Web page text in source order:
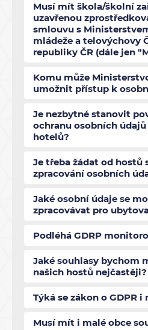
Musí mít škola/školní
uzavřenou
smlouvu s
mládeže a telovýchovy
republiky ČR (dále jen
Komu může
umožnit přístup k
Je nezbytné stanovit
ochranu osobních údajů
hotelů?
Je třeba žádat od hostů
zpracování osobních
Jaké osobní údaje se
zpracovávat pro
Podléhá GDRP
Jaké souhlasy bychom
našich hostů nejčastěji?
Týká se zákon o GDPR i
Musí mít i malé obce